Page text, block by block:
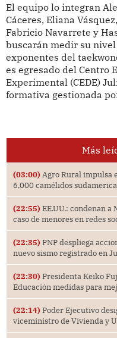
El equipo lo integran
Cáceres, Eliana
Fabricio Navarrete y
buscarán medir su
exponentes del
es egresado del Centro
Experimental (CEDE)
formativa gestionada
Más
(03:00) Agro Rural impulsa
6,000 camélidos
(22:55) EE.UU.: condenan a
caso de menores en redes
(22:35) PNP despliega
nuevo sismo registrado en
(22:30) Presidenta Keiko
Educación medidas para
(22:14) Poder Ejecutivo
viceministro de Vivienda y